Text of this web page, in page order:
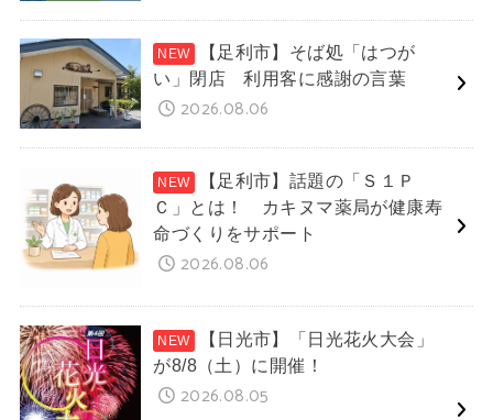
【足利市】そば処「はつが
い」閉店 利用客に感謝の言葉
2026.08.06
【足利市】話題の「Ｓ１Ｐ
Ｃ」とは！ カキヌマ薬局が健康寿
命づくりをサポート
2026.08.06
【日光市】「日光花火大会」
が8/8（土）に開催！
2026.08.05